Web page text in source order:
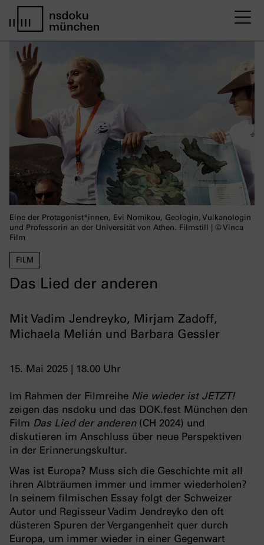
FILM
Das Lied der anderen
Mit Vadim Jendreyko, Mirjam Zadoff,
Michaela Melián und Barbara Gessler
15. Mai 2025 | 18.00 Uhr
Eine der Protagonist*innen, Evi Nomikou, Geologin, Vulkanologin
und Professorin an der Universität von Athen. Filmstill | © Vinca
Film
Im Rahmen der Filmreihe Nie wieder ist JETZT!
zeigen das nsdoku und das DOK.fest München den
Film Das Lied der anderen(CH 2024) und
diskutieren im Anschluss über neue Perspektiven
in der Erinnerungskultur.
Was ist Europa? Muss sich die Geschichte mit all
ihren Albträumen immer und immer wiederholen?
In seinem filmischen Essay folgt der Schweizer
Autor und Regisseur Vadim Jendreyko den oft
düsteren Spuren der Vergangenheit quer durch
Europa, um immer wieder in einer Gegenwart